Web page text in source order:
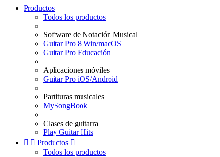
Productos
Todos los productos
Software de Notación Musical
Guitar Pro 8 Win/macOS
Guitar Pro Educación
Aplicaciones móviles
Guitar Pro iOS/Android
Partituras musicales
MySongBook
Clases de guitarra
Play Guitar Hits
  Productos 
Todos los productos